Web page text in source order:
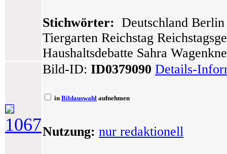
Stichwörter: Deutschland
Tiergarten Reichstag
Haushaltsdebatte Sahra
1067
Bild-ID: ID0379090 Details-
in Bildauswahl aufnehmen
Nutzung: nur redaktionell